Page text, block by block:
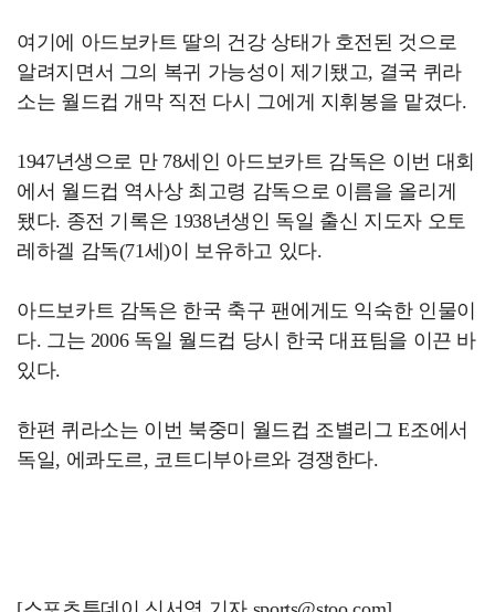
여기에 아드보카트 딸의 건강 상태가 호전된 것으로
알려지면서 그의 복귀 가능성이 제기됐고, 결국 퀴라
소는 월드컵 개막 직전 다시 그에게 지휘봉을 맡겼다.
1947년생으로 만 78세인 아드보카트 감독은 이번 대회
에서 월드컵 역사상 최고령 감독으로 이름을 올리게
됐다. 종전 기록은 1938년생인 독일 출신 지도자 오토
레하겔 감독(71세)이 보유하고 있다.
아드보카트 감독은 한국 축구 팬에게도 익숙한 인물이
다. 그는 2006 독일 월드컵 당시 한국 대표팀을 이끈 바
있다.
한편 퀴라소는 이번 북중미 월드컵 조별리그 E조에서
독일, 에콰도르, 코트디부아르와 경쟁한다.